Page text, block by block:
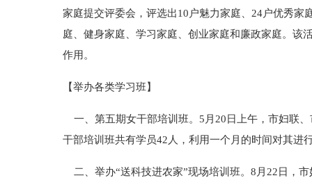
家庭提交评委会，评选出10户魅力家庭、24户优秀
庭、健身家庭、学习家庭、创业家庭和廉政家庭。该
作用。
【举办各类学习班】
一、第五期女干部培训班。5月20日上午，市妇联
干部培训班共有学员42人，利用一个月的时间对其进
二、举办“送科技进农家”现场培训班。8月22日，